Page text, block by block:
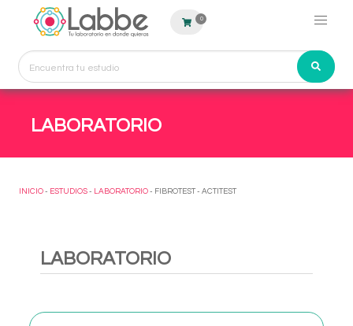
0
LABORATORIO
INICIO - ESTUDIOS - LABORATORIO - FIBROTEST - ACTITEST
LABORATORIO